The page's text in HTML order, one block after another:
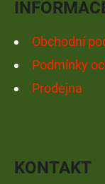
Obchodní
Podmínky
Prodejna
KONTAKT